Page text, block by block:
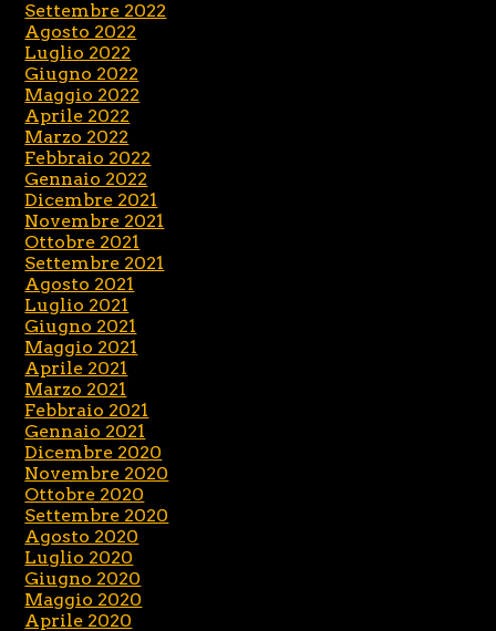
Settembre 2022
Agosto 2022
Luglio 2022
Giugno 2022
Maggio 2022
Aprile 2022
Marzo 2022
Febbraio 2022
Gennaio 2022
Dicembre 2021
Novembre 2021
Ottobre 2021
Settembre 2021
Agosto 2021
Luglio 2021
Giugno 2021
Maggio 2021
Aprile 2021
Marzo 2021
Febbraio 2021
Gennaio 2021
Dicembre 2020
Novembre 2020
Ottobre 2020
Settembre 2020
Agosto 2020
Luglio 2020
Giugno 2020
Maggio 2020
Aprile 2020